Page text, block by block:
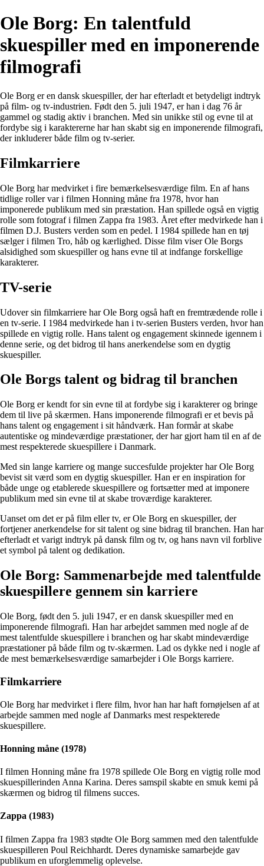
Ole Borg: En talentfuld
skuespiller med en imponerende
filmografi
Ole Borg er en dansk skuespiller, der har efterladt et betydeligt indtryk
på film- og tv-industrien. Født den 5. juli 1947, er han i dag 76 år
gammel og stadig aktiv i branchen. Med sin unikke stil og evne til at
fordybe sig i karaktererne har han skabt sig en imponerende filmografi,
der inkluderer både film og tv-serier.
Filmkarriere
Ole Borg har medvirket i fire bemærkelsesværdige film. En af hans
tidlige roller var i filmen Honning måne fra 1978, hvor han
imponerede publikum med sin præstation. Han spillede også en vigtig
rolle som fotograf i filmen Zappa fra 1983. Året efter medvirkede han i
filmen D.J. Busters verden som en pedel. I 1984 spillede han en tøj
sælger i filmen Tro, håb og kærlighed. Disse film viser Ole Borgs
alsidighed som skuespiller og hans evne til at indfange forskellige
karakterer.
TV-serie
Udover sin filmkarriere har Ole Borg også haft en fremtrædende rolle i
en tv-serie. I 1984 medvirkede han i tv-serien Busters verden, hvor han
spillede en vigtig rolle. Hans talent og engagement skinnede igennem i
denne serie, og det bidrog til hans anerkendelse som en dygtig
skuespiller.
Ole Borgs talent og bidrag til branchen
Ole Borg er kendt for sin evne til at fordybe sig i karakterer og bringe
dem til live på skærmen. Hans imponerende filmografi er et bevis på
hans talent og engagement i sit håndværk. Han formår at skabe
autentiske og mindeværdige præstationer, der har gjort ham til en af de
mest respekterede skuespillere i Danmark.
Med sin lange karriere og mange succesfulde projekter har Ole Borg
bevist sit værd som en dygtig skuespiller. Han er en inspiration for
både unge og etablerede skuespillere og fortsætter med at imponere
publikum med sin evne til at skabe troværdige karakterer.
Uanset om det er på film eller tv, er Ole Borg en skuespiller, der
fortjener anerkendelse for sit talent og sine bidrag til branchen. Han har
efterladt et varigt indtryk på dansk film og tv, og hans navn vil forblive
et symbol på talent og dedikation.
Ole Borg: Sammenarbejde med talentfulde
skuespillere gennem sin karriere
Ole Borg, født den 5. juli 1947, er en dansk skuespiller med en
imponerende filmografi. Han har arbejdet sammen med nogle af de
mest talentfulde skuespillere i branchen og har skabt mindeværdige
præstationer på både film og tv-skærmen. Lad os dykke ned i nogle af
de mest bemærkelsesværdige samarbejder i Ole Borgs karriere.
Filmkarriere
Ole Borg har medvirket i flere film, hvor han har haft fornøjelsen af at
arbejde sammen med nogle af Danmarks mest respekterede
skuespillere.
Honning måne (1978)
I filmen Honning måne fra 1978 spillede Ole Borg en vigtig rolle mod
skuespillerinden Anna Karina. Deres samspil skabte en smuk kemi på
skærmen og bidrog til filmens succes.
Zappa (1983)
I filmen Zappa fra 1983 stødte Ole Borg sammen med den talentfulde
skuespilleren Poul Reichhardt. Deres dynamiske samarbejde gav
publikum en uforglemmelig oplevelse.